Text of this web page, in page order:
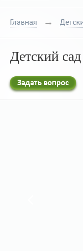
Главная
Детский
Задать вопрос